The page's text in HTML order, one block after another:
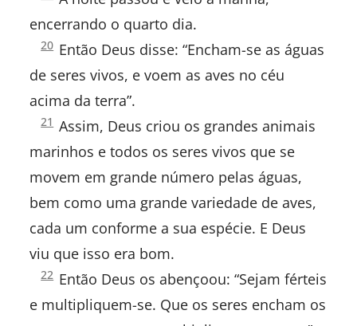
Ezequiel
Daniel
Oséias
Joel
Amós
Obadias
Jonas
Miquéias
1:
encerrando o quarto dia.
Gênesis
1:
20 Então Deus disse: “Encham-se as águas
de seres vivos, e voem as aves no céu
acima da terra”.
Gênesis
1:
21 Assim, Deus criou os grandes animais
marinhos e todos os seres vivos que se
movem em grande número pelas águas,
bem como uma grande variedade de aves,
cada um conforme a sua espécie. E Deus
viu que isso era bom.
Gênesis
1:
22 Então Deus os abençoou: “Sejam férteis
e multipliquem-se. Que os seres encham os